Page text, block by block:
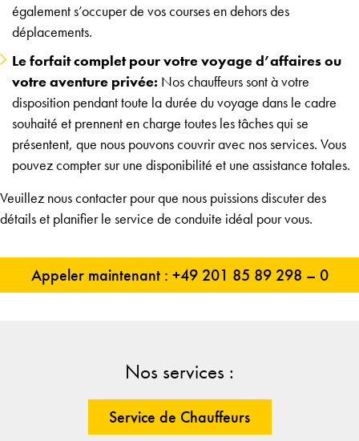
également s’occuper de vos courses en dehors des
déplacements.
Le forfait complet pour votre voyage d’affaires ou
votre aventure privée: Nos chauffeurs sont à votre
disposition pendant toute la durée du voyage dans le cadre
souhaité et prennent en charge toutes les tâches qui se
présentent, que nous pouvons couvrir avec nos services. Vous
pouvez compter sur une disponibilité et une assistance totales.
Veuillez nous contacter pour que nous puissions discuter des
détails et planifier le service de conduite idéal pour vous.
Appeler maintenant : +49 201 85 89 298 – 0
Nos services :
Service de Chauffeurs